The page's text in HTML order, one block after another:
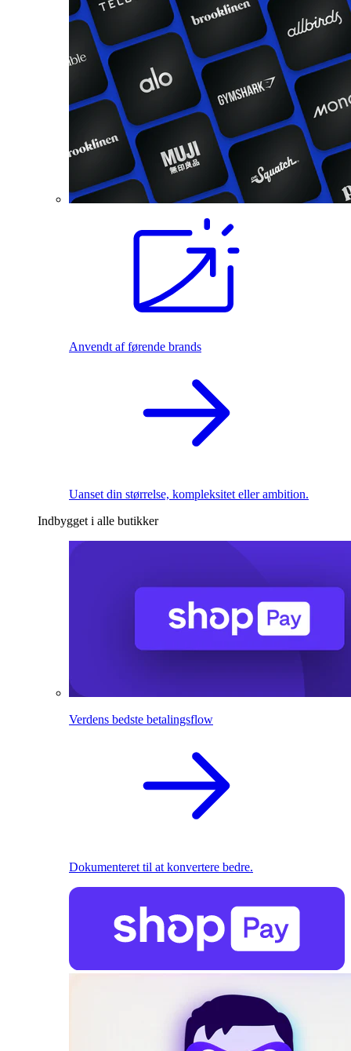
Anvendt af førende brands
Uanset din størrelse, kompleksitet eller ambition.
Indbygget i alle butikker
Verdens bedste betalingsflow
Dokumenteret til at konvertere bedre.